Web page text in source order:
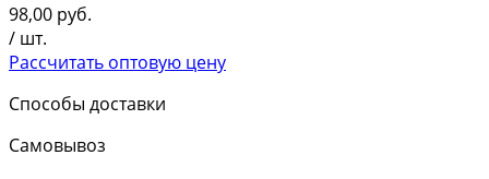
98,00 руб.
/ шт.
Рассчитать оптовую цену
Способы доставки
Самовывоз